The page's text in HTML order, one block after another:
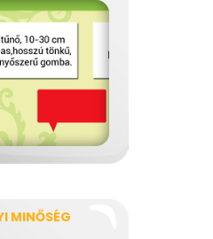
MINŐSÉG